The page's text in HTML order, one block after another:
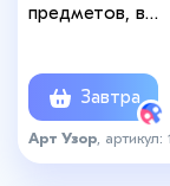
предметов, в
Завтра
Арт Узор ,